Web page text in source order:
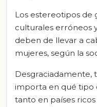
Los estereotipos
culturales erróneos
deben de llevar a
mujeres, según la
Desgraciadamente,
importa en qué tipo
tanto en países